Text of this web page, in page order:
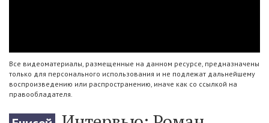
Все видеоматериалы, размещенные на данном ресурсе, предназначены
только для персонального использования и не подлежат дальнейшему
воспроизведению или распространению, иначе как со ссылкой на
правообладателя.